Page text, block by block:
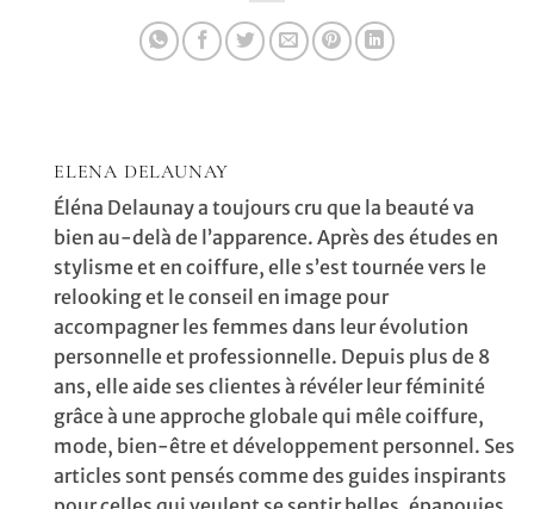
ELENA DELAUNAY
Éléna Delaunay a toujours cru que la beauté va
bien au-delà de l’apparence. Après des études en
stylisme et en coiffure, elle s’est tournée vers le
relooking et le conseil en image pour
accompagner les femmes dans leur évolution
personnelle et professionnelle. Depuis plus de 8
ans, elle aide ses clientes à révéler leur féminité
grâce à une approche globale qui mêle coiffure,
mode, bien-être et développement personnel. Ses
articles sont pensés comme des guides inspirants